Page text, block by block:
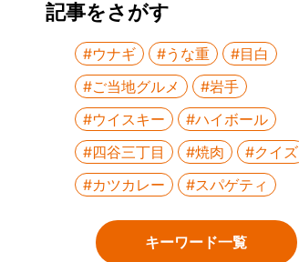
記事をさがす
#ウナギ #うな重
#目白
#ご当地グルメ
#岩手
#ウイスキー
#ハイボール
#四谷三丁目
#焼肉
#クイズ
#カツカレー
#スパゲティ
キーワード一覧